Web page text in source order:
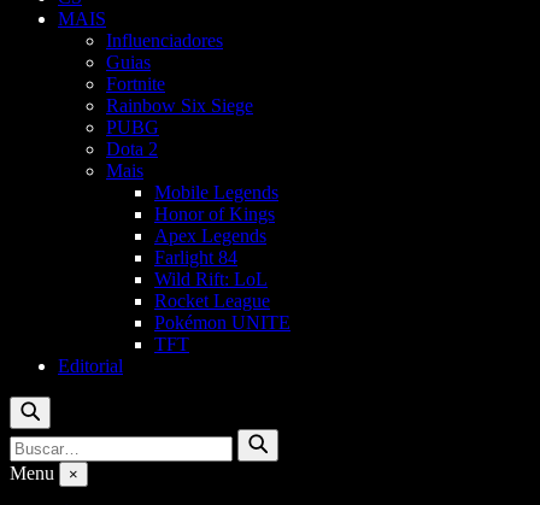
MAIS
Influenciadores
Guias
Fortnite
Rainbow Six Siege
PUBG
Dota 2
Mais
Mobile Legends
Honor of Kings
Apex Legends
Farlight 84
Wild Rift: LoL
Rocket League
Pokémon UNITE
TFT
Editorial
Buscar
Buscar
por:
Buscar
Menu ×